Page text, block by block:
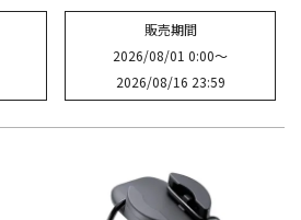
販売期間
2026/08/01 0:00〜
2026/08/16 23:59